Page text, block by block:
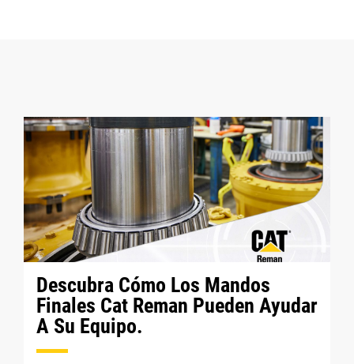
Descubra Cómo Los Mandos
Finales Cat Reman Pueden Ayudar
A Su Equipo.